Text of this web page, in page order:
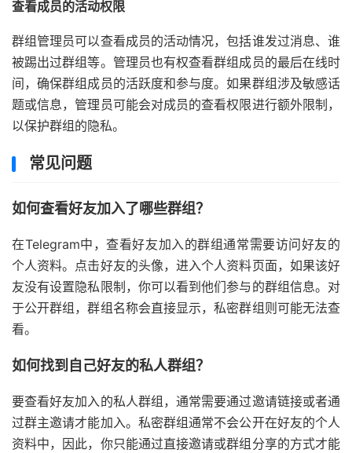
查看成员的活动权限
群组管理员可以查看成员的活动情况，包括谁发过消息、谁
被踢出过群组等。管理员也有权查看群组成员的最后在线时
间，确保群组成员的活跃度和参与度。如果群组涉及敏感话
题或信息，管理员可能会对成员的查看权限进行额外限制，
以保护群组的隐私。
常见问题
如何查看好友加入了哪些群组？
在Telegram中，查看好友加入的群组通常需要访问好友的
个人资料。点击好友的头像，进入个人资料页面，如果该好
友没有设置隐私限制，你可以看到他们参与的群组信息。对
于公开群组，群组名称会直接显示，私密群组则可能无法查
看。
如何找到自己好友的私人群组？
要查看好友加入的私人群组，通常需要通过邀请链接或者通
过群主邀请才能加入。私密群组通常不会公开在好友的个人
资料中，因此，你只能通过直接邀请或群组分享的方式才能